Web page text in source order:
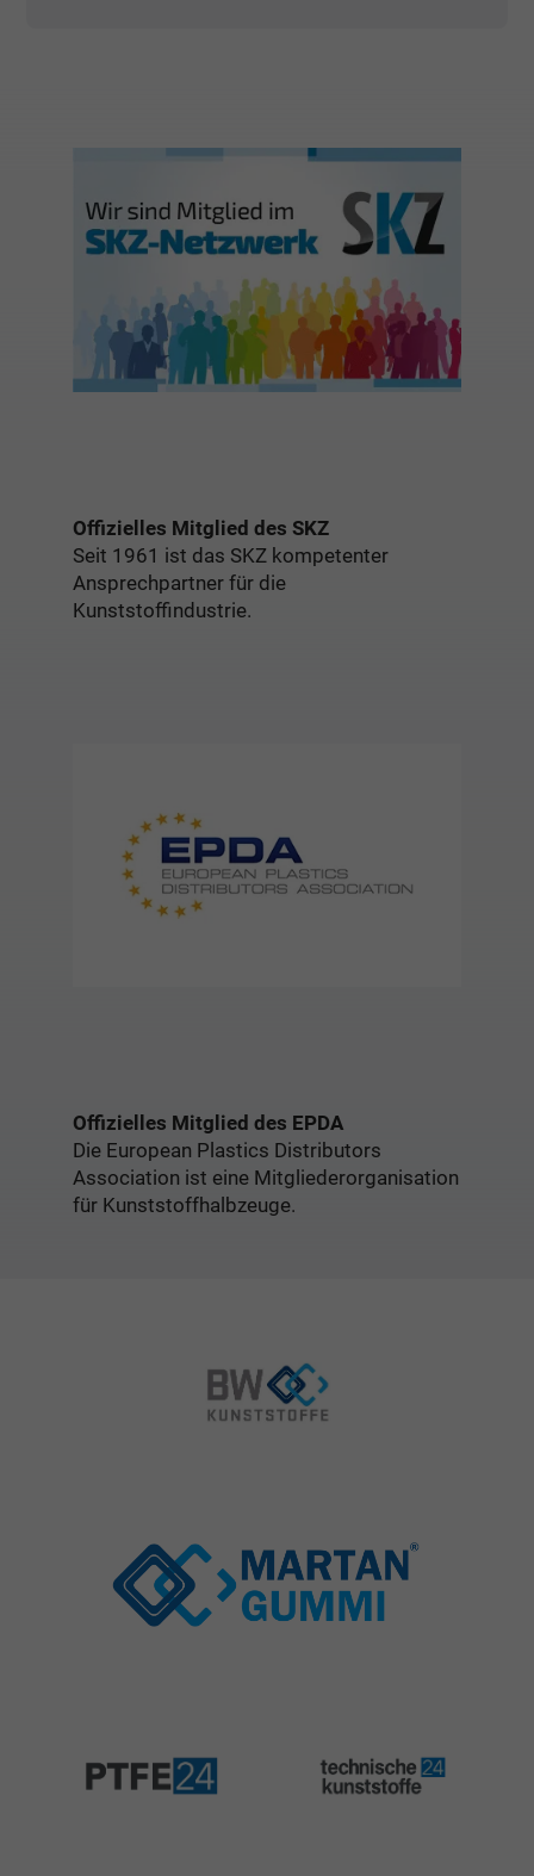
Offizielles Mitglied des SKZ
Seit 1961 ist das SKZ kompetenter
Ansprechpartner für die
Kunststoffindustrie.
Offizielles Mitglied des EPDA
Die European Plastics Distributors
Association ist eine Mitgliederorganisation
für Kunststoffhalbzeuge.